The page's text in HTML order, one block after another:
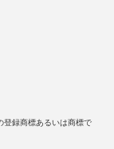
登録商標あるいは商標で